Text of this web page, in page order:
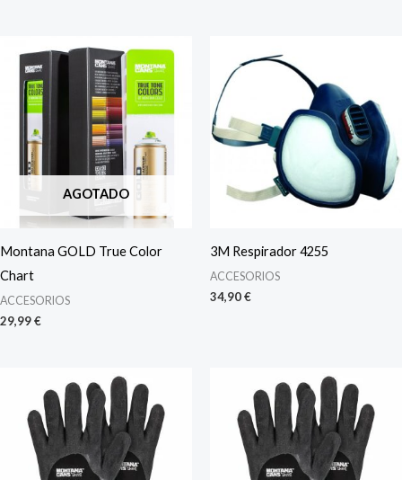
AGOTADO
Montana GOLD True Color
Chart
ACCESORIOS
29,99€
3M Respirador 4255
ACCESORIOS
34,90€